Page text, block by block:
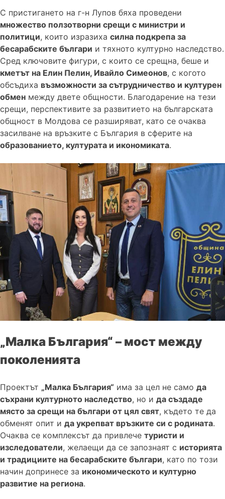
С пристигането на г-н Лупов бяха проведени
множество ползотворни срещи с министри и
политици, които изразиха силна подкрепа за
бесарабските българи и тяхното културно наследство.
Сред ключовите фигури, с които се срещна, беше и
кметът на Елин Пелин, Ивайло Симеонов, с когото
обсъдиха възможности за сътрудничество и културен
обмен между двете общности. Благодарение на тези
срещи, перспективите за развитието на българската
общност в Молдова се разширяват, като се очаква
засилване на връзките с България в сферите на
образованието, културата и икономиката.
„Малка България“ – мост между
поколенията
Проектът „Малка България“ има за цел не само да
съхрани културното наследство, но и да създаде
място за срещи на българи от цял свят, където те да
обменят опит и да укрепват връзките си с родината.
Очаква се комплексът да привлече туристи и
изследователи, желаещи да се запознаят с историята
и традициите на бесарабските българи, като по този
начин допринесе за икономическото и културно
развитие на региона.